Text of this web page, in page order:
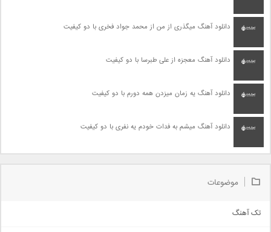
دانلود آهنگ میگذری از من از محمد جواد فخری با دو کیفیت
دانلود آهنگ معجزه از علی طبرسا با دو کیفیت
دانلود آهنگ یه زمان میزدن همه دورم با دو کیفیت
دانلود آهنگ میشم به فدات خودم یه نفری با دو کیفیت
موضوعات
تک آهنگ